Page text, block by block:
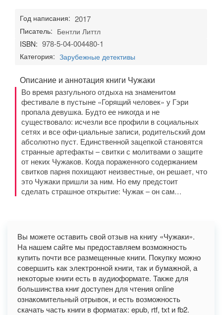
Год написания: 2017
Писатель: Бентли Литтл
ISBN: 978-5-04-004480-1
Категория: Зарубежные детективы
Описание и аннотация книги Чужаки
Во время разгульного отдыха на знаменитом
фестивале в пустыне «Горящий человек» у Гэри
пропала девушка. Будто ее никогда и не
существовало: исчезли все профили в социальных
сетях и все офи-циальные записи, родительский дом
абсолютно пуст. Единственной зацепкой становятся
странные артефакты – свитки с молитвами о защите
от неких Чужаков. Когда пораженного содержанием
свитков парня похищают неизвестные, он решает, что
это Чужаки пришли за ним. Но ему предстоит
сделать страшное открытие: Чужак – он сам…
Вы можете оставить свой отзыв на книгу «Чужаки».
На нашем сайте мы предоставляем возможность
купить почти все размещенные книги. Покупку можно
совершить как электронной книги, так и бумажной, а
некоторые книги есть в аудиоформате. Также для
большинства книг доступен для чтения online
ознакомительный отрывок, и есть возможность
скачать часть книги в форматах: epub, rtf, txt и fb2.